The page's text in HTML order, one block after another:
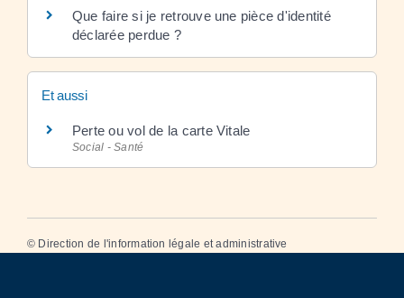
Que faire si je retrouve une pièce d'identité
déclarée perdue ?
Et aussi
Perte ou vol de la carte Vitale
Social - Santé
© Direction de l'information légale et administrative